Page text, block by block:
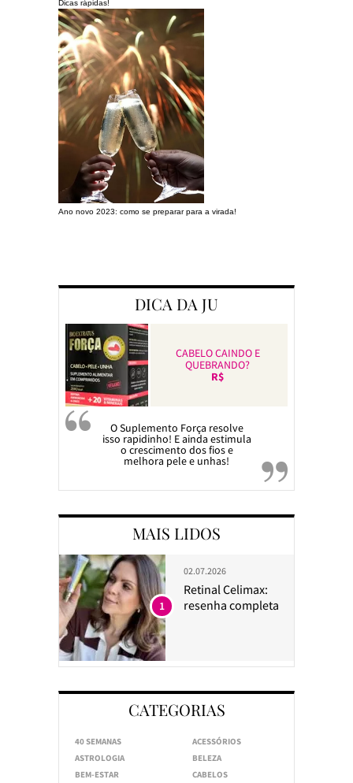
Dicas rápidas!
Ano novo 2023: como se preparar para a virada!
DICA DA JU
CABELO CAINDO E
QUEBRANDO?
R$
O Suplemento Força resolve
isso rapidinho! E ainda estimula
o crescimento dos fios e
melhora pele e unhas!
MAIS LIDOS
02.07.2026
Retinal Celimax:
resenha completa
1
CATEGORIAS
40 SEMANAS
ACESSÓRIOS
ASTROLOGIA
BELEZA
BEM-ESTAR
CABELOS